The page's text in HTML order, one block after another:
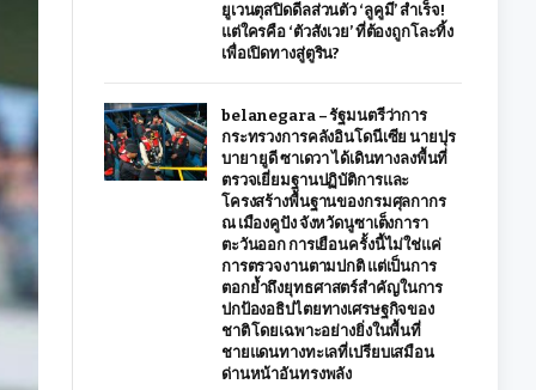
ยูเวนตุสปิดดีลส่วนตัว ‘ลูคูมี’ สำเร็จ!
แต่ใครคือ ‘ตัวสังเวย’ ที่ต้องถูกโละทิ้ง
เพื่อเปิดทางสู่ตูริน?
belanegara – รัฐมนตรีว่าการ
กระทรวงการคลังอินโดนีเซีย นายปุร
บายา ยูดี ซาเดวา ได้เดินทางลงพื้นที่
ตรวจเยี่ยมฐานปฏิบัติการและ
โครงสร้างพื้นฐานของกรมศุลกากร
ณ เมืองคูปัง จังหวัดนูซาเต็งการา
ตะวันออก การเยือนครั้งนี้ไม่ใช่แค่
การตรวจงานตามปกติ แต่เป็นการ
ตอกย้ำถึงยุทธศาสตร์สำคัญในการ
ปกป้องอธิปไตยทางเศรษฐกิจของ
ชาติ โดยเฉพาะอย่างยิ่งในพื้นที่
ชายแดนทางทะเลที่เปรียบเสมือน
ด่านหน้าอันทรงพลัง